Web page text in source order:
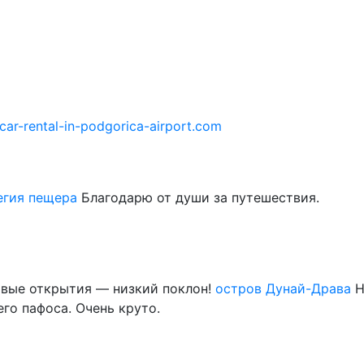
rental-in-podgorica-airport.com
пещера Благодарю от души за путешествия.
открытия — низкий поклон! остров Дунай-Драва
пафоса. Очень круто.